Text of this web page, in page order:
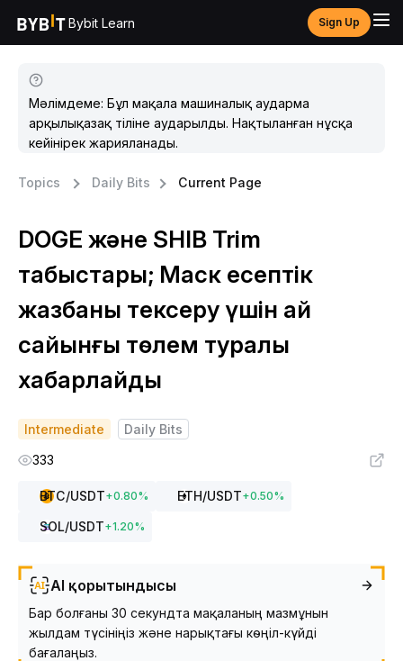
Bybit Learn Sign Up
Мәлімдеме: Бұл мақала машиналық аударма
арқылықазақ тіліне аударылды. Нақтыланған нұсқа
кейінірек жарияланады.
Topics Daily Bits Current Page
DOGE және SHIB Trim
табыстары; Маск есептік
жазбаны тексеру үшін ай
сайынғы төлем туралы
хабарлайды
Intermediate
Daily Bits
333
BTC/USDT+0.80% ETH/USDT+0.50%
SOL/USDT+1.20%
AI қорытындысы
Бар болғаны 30 секундта мақаланың мазмұнын
жылдам түсініңіз және нарықтағы көңіл-күйді
бағалаңыз.